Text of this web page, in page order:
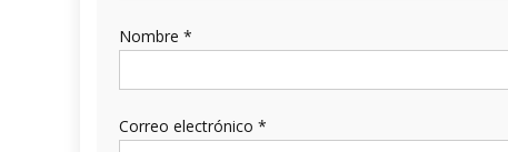
Nombre *
Correo electrónico *